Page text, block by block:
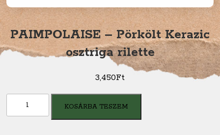
PAIMPOLAISE – Pörkölt Kerazic
osztriga rilette
3,450Ft
PAIMPOLAISE
-
KOSÁRBA TESZEM